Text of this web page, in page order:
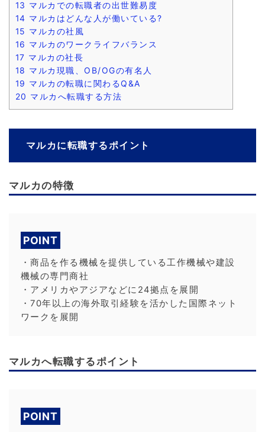
13 マルカでの転職者の出世難易度
14 マルカはどんな人が働いている?
15 マルカの社風
16 マルカのワークライフバランス
17 マルカの社長
18 マルカ現職、OB/OGの有名人
19 マルカの転職に関わるQ&A
20 マルカへ転職する方法
マルカに転職するポイント
マルカの特徴
POINT
・商品を作る機械を提供している工作機械や建設
機械の専門商社
・アメリカやアジアなどに24拠点を展開
・70年以上の海外取引経験を活かした国際ネット
ワークを展開
マルカへ転職するポイント
POINT